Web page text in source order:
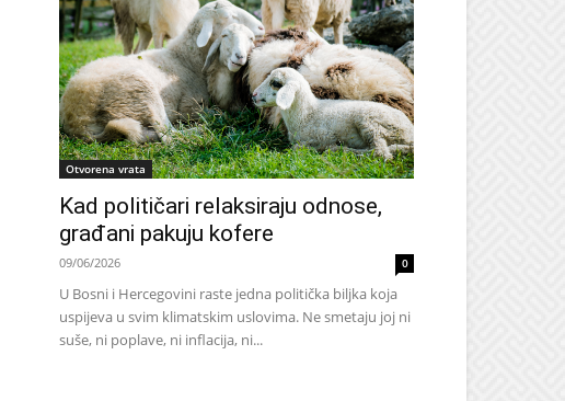
Otvorena vrata
Kad političari relaksiraju odnose,
građani pakuju kofere
09/06/2026 0
U Bosni i Hercegovini raste jedna politička biljka koja
uspijeva u svim klimatskim uslovima. Ne smetaju joj ni
suše, ni poplave, ni inflacija, ni...